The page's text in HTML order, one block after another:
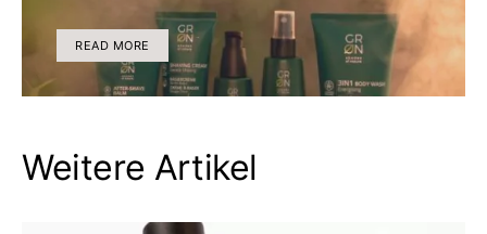
READ MORE
Weitere Artikel